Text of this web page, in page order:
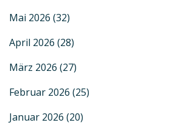
Mai 2026 (32)
April 2026 (28)
März 2026 (27)
Februar 2026 (25)
Januar 2026 (20)